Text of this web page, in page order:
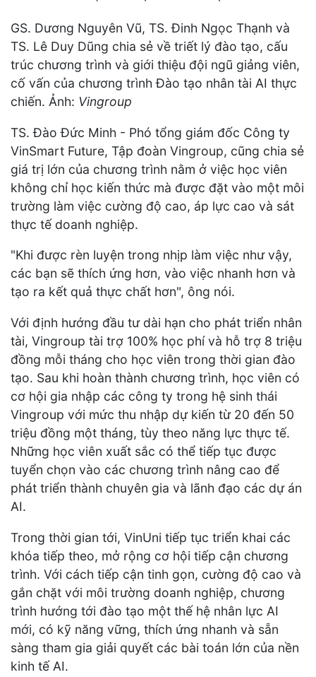
GS. Dương Nguyên Vũ, TS. Đinh Ngọc Thạnh và
TS. Lê Duy Dũng chia sẻ về triết lý đào tạo, cấu
trúc chương trình và giới thiệu đội ngũ giảng viên,
cố vấn của chương trình Đào tạo nhân tài AI thực
chiến. Ảnh: Vingroup
TS. Đào Đức Minh - Phó tổng giám đốc Công ty
VinSmart Future, Tập đoàn Vingroup, cũng chia sẻ
giá trị lớn của chương trình nằm ở việc học viên
không chỉ học kiến thức mà được đặt vào một môi
trường làm việc cường độ cao, áp lực cao và sát
thực tế doanh nghiệp.
"Khi được rèn luyện trong nhịp làm việc như vậy,
các bạn sẽ thích ứng hơn, vào việc nhanh hơn và
tạo ra kết quả thực chất hơn", ông nói.
Với định hướng đầu tư dài hạn cho phát triển nhân
tài, Vingroup tài trợ 100% học phí và hỗ trợ 8 triệu
đồng mỗi tháng cho học viên trong thời gian đào
tạo. Sau khi hoàn thành chương trình, học viên có
cơ hội gia nhập các công ty trong hệ sinh thái
Vingroup với mức thu nhập dự kiến từ 20 đến 50
triệu đồng một tháng, tùy theo năng lực thực tế.
Những học viên xuất sắc có thể tiếp tục được
tuyển chọn vào các chương trình nâng cao để
phát triển thành chuyên gia và lãnh đạo các dự án
AI.
Trong thời gian tới, VinUni tiếp tục triển khai các
khóa tiếp theo, mở rộng cơ hội tiếp cận chương
trình. Với cách tiếp cận tinh gọn, cường độ cao và
gắn chặt với môi trường doanh nghiệp, chương
trình hướng tới đào tạo một thế hệ nhân lực AI
mới, có kỹ năng vững, thích ứng nhanh và sẵn
sàng tham gia giải quyết các bài toán lớn của nền
kinh tế AI.